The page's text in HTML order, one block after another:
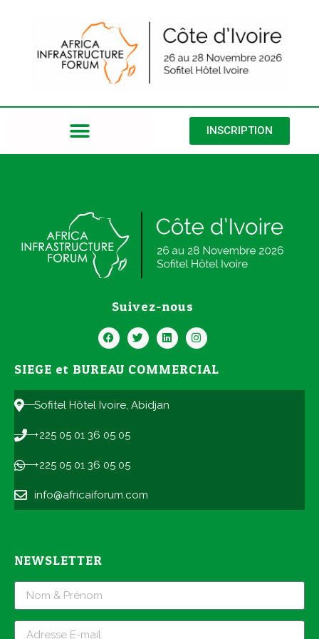
INSCRIPTION
Suivez-nous
SIEGE et BUREAU COMMERCIAL
Sofitel Hôtel Ivoire, Abidjan
+225 05 01 36 05 05
+225 05 01 36 05 05
info@africaiforum.com
NEWSLETTER